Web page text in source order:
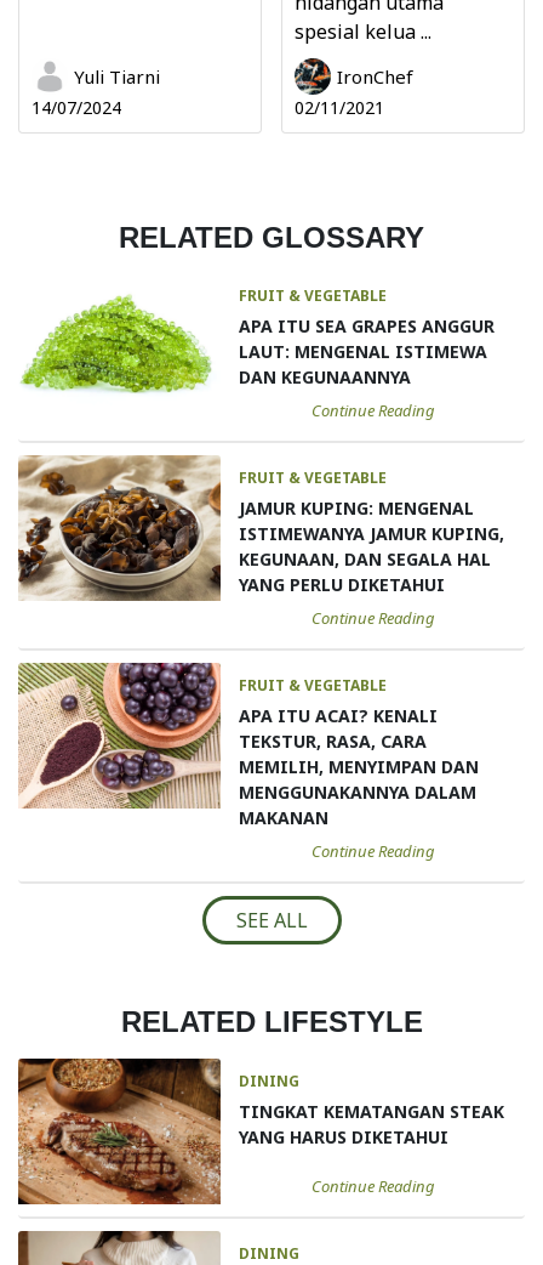
Yuli Tiarni
14/07/2024
spesial kelua ...
IronChef
02/11/2021
RELATED GLOSSARY
FRUIT & VEGETABLE
APA ITU SEA GRAPES ANGGUR
LAUT: MENGENAL ISTIMEWA
DAN KEGUNAANNYA
Continue Reading
FRUIT & VEGETABLE
JAMUR KUPING: MENGENAL
ISTIMEWANYA JAMUR KUPING,
KEGUNAAN, DAN SEGALA HAL
YANG PERLU DIKETAHUI
Continue Reading
FRUIT & VEGETABLE
APA ITU ACAI? KENALI
TEKSTUR, RASA, CARA
MEMILIH, MENYIMPAN DAN
MENGGUNAKANNYA DALAM
MAKANAN
Continue Reading
SEE ALL
RELATED LIFESTYLE
DINING
TINGKAT KEMATANGAN STEAK
YANG HARUS DIKETAHUI
Continue Reading
DINING